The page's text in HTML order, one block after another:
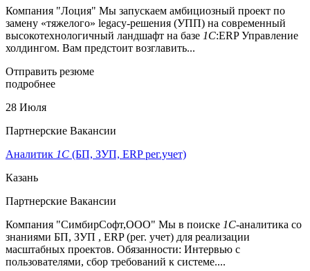
Компания "Лоция" Мы запускаем амбициозный проект по
замену «тяжелого» legacy-решения (УПП) на современный
высокотехнологичный ландшафт на базе 1С:ERP Управление
холдингом. Вам предстоит возглавить...
Отправить резюме
подробнее
28 Июля
Партнерские Вакансии
Аналитик 1С (БП, ЗУП, ERP рег.учет)
Казань
Партнерские Вакансии
Компания "СимбирСофт,ООО" Мы в поиске 1С-аналитика со
знаниями БП, ЗУП , ERP (рег. учет) для реализации
масштабных проектов. Обязанности: Интервью с
пользователями, сбор требований к системе....